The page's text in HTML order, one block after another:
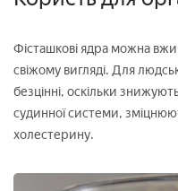
Фісташкові ядра можна
свіжому вигляді. Для
безцінні, оскільки
судинної системи,
холестерину.